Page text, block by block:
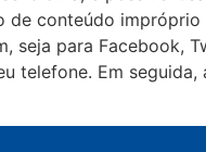
conteúdo impróprio
seja para Facebook,
telefone. Em